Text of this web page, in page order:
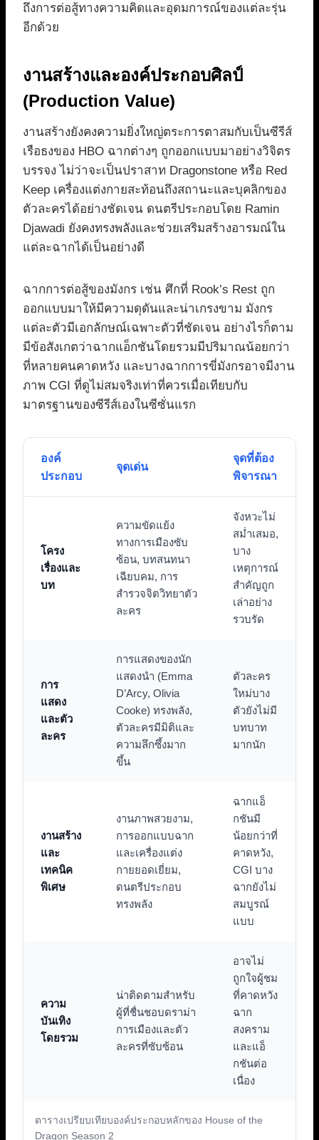
ถึงการต่อสู้ทางความคิดและอุดมการณ์ของแต่ละรุ่น
อีกด้วย
งานสร้างและองค์ประกอบศิลป์
(Production Value)
งานสร้างยังคงความยิ่งใหญ่ตระการตาสมกับเป็นซีรีส์
เรือธงของ HBO ฉากต่างๆ ถูกออกแบบมาอย่างวิจิตร
บรรจง ไม่ว่าจะเป็นปราสาท Dragonstone หรือ Red
Keep เครื่องแต่งกายสะท้อนถึงสถานะและบุคลิกของ
ตัวละครได้อย่างชัดเจน ดนตรีประกอบโดย Ramin
Djawadi ยังคงทรงพลังและช่วยเสริมสร้างอารมณ์ใน
แต่ละฉากได้เป็นอย่างดี
ฉากการต่อสู้ของมังกร เช่น ศึกที่ Rook’s Rest ถูก
ออกแบบมาให้มีความดุดันและน่าเกรงขาม มังกร
แต่ละตัวมีเอกลักษณ์เฉพาะตัวที่ชัดเจน อย่างไรก็ตาม
มีข้อสังเกตว่าฉากแอ็กชันโดยรวมมีปริมาณน้อยกว่า
ที่หลายคนคาดหวัง และบางฉากการขี่มังกรอาจมีงาน
ภาพ CGI ที่ดูไม่สมจริงเท่าที่ควรเมื่อเทียบกับ
มาตรฐานของซีรีส์เองในซีซั่นแรก
ตารางเปรียบเทียบองค์ประกอบหลักของ House of the
Dragon Season 2
องค์
ประกอบ
จุดเด่น
จุดที่ต้อง
พิจารณา
โครง
เรื่องและ
บท
ความขัดแย้ง
ทางการเมืองซับ
ซ้อน, บทสนทนา
เฉียบคม, การ
สำรวจจิตวิทยาตัว
ละคร
จังหวะไม่
สม่ำเสมอ,
บาง
เหตุการณ์
สำคัญถูก
เล่าอย่าง
รวบรัด
การ
แสดง
และตัว
ละคร
การแสดงของนัก
แสดงนำ (Emma
D’Arcy, Olivia
Cooke) ทรงพลัง,
ตัวละครมีมิติและ
ความลึกซึ้งมาก
ขึ้น
ตัวละคร
ใหม่บาง
ตัวยังไม่มี
บทบาท
มากนัก
งานสร้าง
และ
เทคนิค
พิเศษ
งานภาพสวยงาม,
การออกแบบฉาก
และเครื่องแต่ง
กายยอดเยี่ยม,
ดนตรีประกอบ
ทรงพลัง
ฉากแอ็
กชันมี
น้อยกว่าที่
คาดหวัง,
CGI บาง
ฉากยังไม่
สมบูรณ์
แบบ
ความ
บันเทิง
โดยรวม
น่าติดตามสำหรับ
ผู้ที่ชื่นชอบดราม่า
การเมืองและตัว
ละครที่ซับซ้อน
อาจไม่
ถูกใจผู้ชม
ที่คาดหวัง
ฉาก
สงคราม
และแอ็
กชันต่อ
เนื่อง